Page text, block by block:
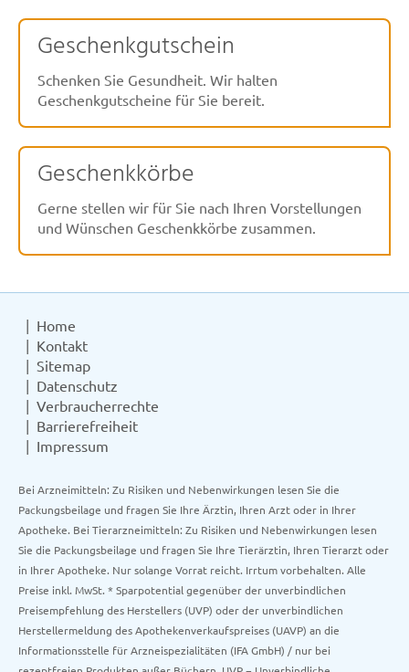
Geschenkgutschein
Schenken Sie Gesundheit. Wir halten
Geschenkgutscheine für Sie bereit.
Geschenkkörbe
Gerne stellen wir für Sie nach Ihren Vorstellungen
und Wünschen Geschenkkörbe zusammen.
Home
Kontakt
Sitemap
Datenschutz
Verbraucherrechte
Barrierefreiheit
Impressum
Bei Arzneimitteln: Zu Risiken und Nebenwirkungen lesen Sie die
Packungsbeilage und fragen Sie Ihre Ärztin, Ihren Arzt oder in Ihrer
Apotheke. Bei Tierarzneimitteln: Zu Risiken und Nebenwirkungen lesen
Sie die Packungsbeilage und fragen Sie Ihre Tierärztin, Ihren Tierarzt oder
in Ihrer Apotheke. Nur solange Vorrat reicht. Irrtum vorbehalten. Alle
Preise inkl. MwSt. * Sparpotential gegenüber der unverbindlichen
Preisempfehlung des Herstellers (UVP) oder der unverbindlichen
Herstellermeldung des Apothekenverkaufspreises (UAVP) an die
Informationsstelle für Arzneispezialitäten (IFA GmbH) / nur bei